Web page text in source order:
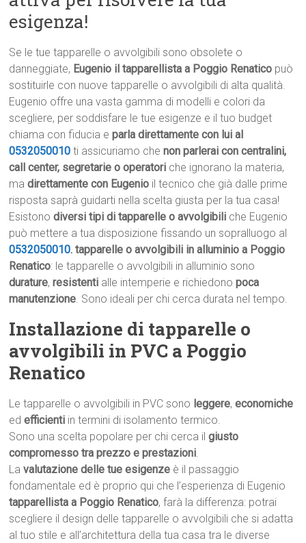
esigenza!
Se le tue tapparelle o avvolgibili sono obsolete o
danneggiate, Eugenio il tapparellista a Poggio Renatico può
sostituirle con nuove tapparelle o avvolgibili di alta qualità.
Eugenio offre una vasta gamma di modelli e colori da
scegliere, per soddisfare le tue esigenze e il tuo budget
chiama con fiducia eparla direttamente con lui al
0532050010 ti assicuriamo chenon parlerai con centralini,
call center, segretarie o operatori che ignorano la materia,
madirettamente con Eugenio il tecnico che già dalle prime
risposta saprà guidarti nella scelta giusta per la tua casa!
Esistonodiversi tipi di tapparelle o avvolgibili che Eugenio
può mettere a tua disposizione fissando un sopralluogo al
0532050010. tapparelle o avvolgibili in alluminio a Poggio
Renatico: le tapparelle o avvolgibili in alluminio sono
durature,resistenti alle intemperie e richiedonopoca
manutenzione. Sono ideali per chi cerca durata nel tempo.
Installazione di tapparelle o
avvolgibili in PVC a Poggio
Renatico
Le tapparelle o avvolgibili in PVC sono leggere,economiche
edefficienti in termini di isolamento termico.
Sono una scelta popolare per chi cerca ilgiusto
compromesso tra prezzo e prestazioni.
Lavalutazione delle tue esigenze è il passaggio
fondamentale ed è proprio qui che l’esperienza di Eugenio
tapparellista a Poggio Renatico, farà la differenza: potrai
scegliere il design delle tapparelle o avvolgibili che si adatta
al tuo stile e all’architettura della tua casa tra le diverse